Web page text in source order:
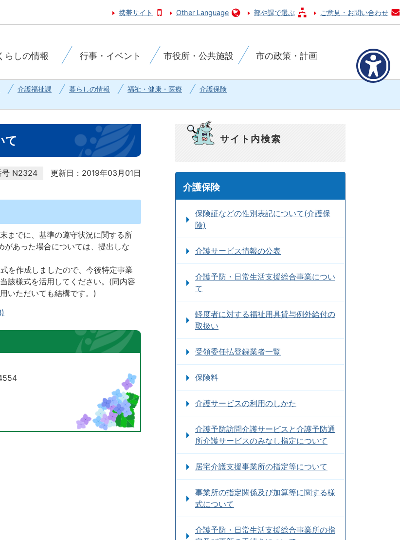
携帯サイト Other Language 部や課で選ぶ ご意見・お問い合わせ
らしの情報 行事・イベント 市役所・公共施設 市の政策・計画
介護福祉課 暮らしの情報 福祉・健康・医療
介護保険
て
号 N2324 更新日：2019年03月01日
までに、基準の遵守状況に関する所
あった場合については、提出しな
を作成しましたので、今後特定事業
該様式を活用してください。(同内容
いただいても結構です。)
サイト内検索
介護保険
保険証などの性別表記について(介護保
険)
介護サービス情報の公表
介護予防・日常生活支援総合事業につい
て
軽度者に対する福祉用具貸与例外給付の
取扱い
受領委任払登録業者一覧
保険料
介護サービスの利用のしかた
介護予防訪問介護サービスと介護予防通
所介護サービスのみなし指定について
居宅介護支援事業所の指定等について
事業所の指定関係及び加算等に関する様
式について
介護予防・日常生活支援総合事業所の指